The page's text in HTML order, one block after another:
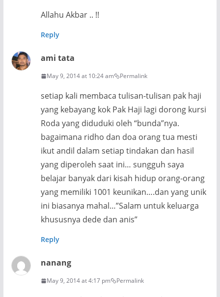
Allahu Akbar .. !!
Reply
ami tata
May 9, 2014 at 10:24 am Permalink
setiap kali membaca tulisan-tulisan pak haji
yang kebayang kok Pak Haji lagi dorong kursi
Roda yang diduduki oleh “bunda”nya.
bagaimana ridho dan doa orang tua mesti
ikut andil dalam setiap tindakan dan hasil
yang diperoleh saat ini… sungguh saya
belajar banyak dari kisah hidup orang-orang
yang memiliki 1001 keunikan….dan yang unik
ini biasanya mahal…”Salam untuk keluarga
khususnya dede dan anis”
Reply
nanang
May 9, 2014 at 4:17 pm Permalink